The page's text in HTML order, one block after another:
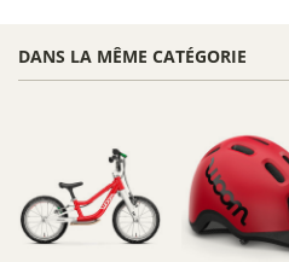
DANS LA MÊME CATÉGORIE